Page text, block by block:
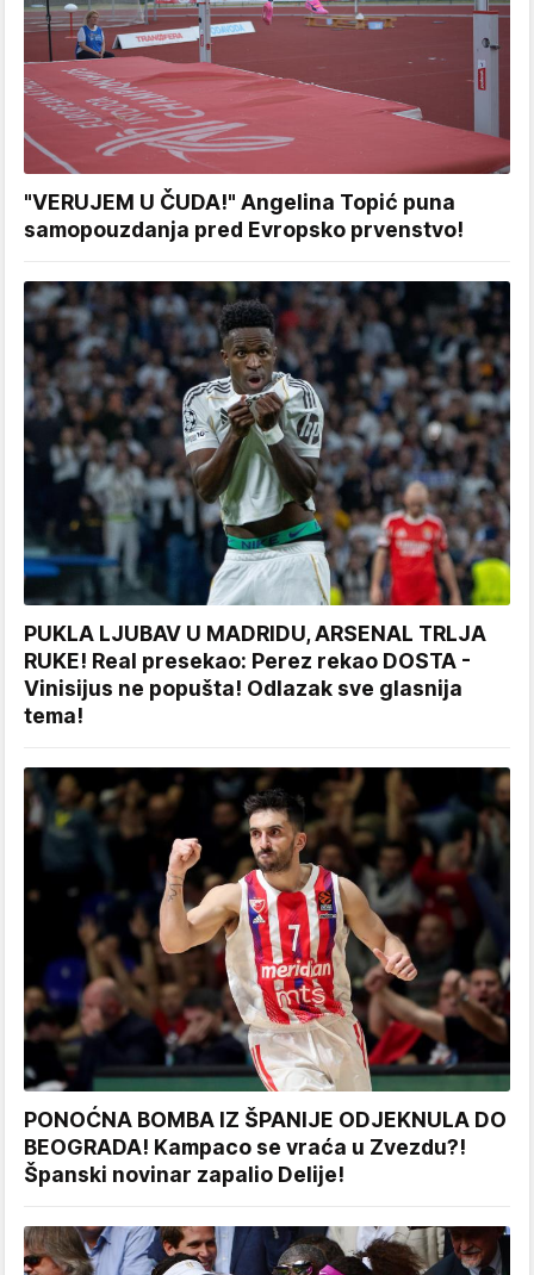
"VERUJEM U ČUDA!" Angelina Topić puna
samopouzdanja pred Evropsko prvenstvo!
PUKLA LJUBAV U MADRIDU, ARSENAL TRLJA
RUKE! Real presekao: Perez rekao DOSTA -
Vinisijus ne popušta! Odlazak sve glasnija
tema!
PONOĆNA BOMBA IZ ŠPANIJE ODJEKNULA DO
BEOGRADA! Kampaco se vraća u Zvezdu?!
Španski novinar zapalio Delije!